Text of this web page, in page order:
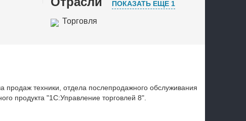
ПОКАЗАТЬ ЕЩЕ 1
Торговля
продаж техники, отдела послепродажного обслуживания
продукта "1С:Управление торговлей 8".